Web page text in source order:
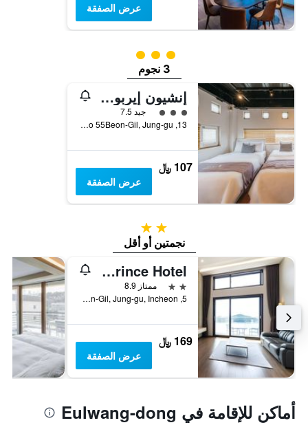
عرض الصفقة
تقييم فئة 3
3 نجوم
إنشيون إيربورت أوشنفيو هوتل
تقييم فئة 3جيد 7.5
13, Seonnyeobawi-ro 55Beon-Gil, Jung-gu, إنشيون, كوريا الجنوبية
107 ﷼
عرض الصفقة
2 نجمتين
نجمتين أو أقل
Incheon The Prince Hotel
2 نجمتين
ممتاز 8.9
5, Eulwang-ro 58Beon-Gil, Jung-gu, Incheon, إنشيون, كوريا الجنوبية
169 ﷼
عرض الصفقة
أماكن للإقامة في Eulwang-dong